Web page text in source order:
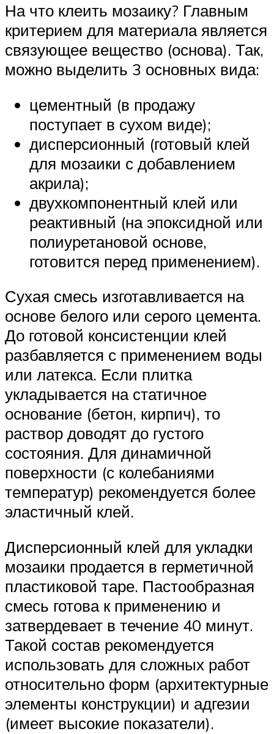
На что клеить мозаику? Главным
критерием для материала является
связующее вещество (основа). Так,
можно выделить 3 основных вида:
цементный (в продажу
поступает в сухом виде);
дисперсионный (готовый клей
для мозаики с добавлением
акрила);
двухкомпонентный клей или
реактивный (на эпоксидной или
полиуретановой основе,
готовится перед применением).
Сухая смесь изготавливается на
основе белого или серого цемента.
До готовой консистенции клей
разбавляется с применением воды
или латекса. Если плитка
укладывается на статичное
основание (бетон, кирпич), то
раствор доводят до густого
состояния. Для динамичной
поверхности (с колебаниями
температур) рекомендуется более
эластичный клей.
Дисперсионный клей для укладки
мозаики продается в герметичной
пластиковой таре. Пастообразная
смесь готова к применению и
затвердевает в течение 40 минут.
Такой состав рекомендуется
использовать для сложных работ
относительно форм (архитектурные
элементы конструкции) и адгезии
(имеет высокие показатели).